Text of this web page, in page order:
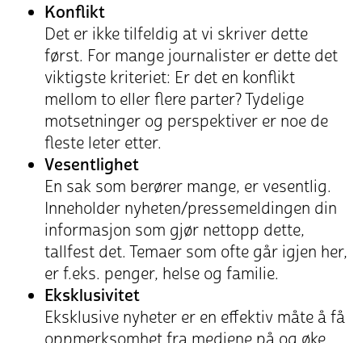
Konflikt
Det er ikke tilfeldig at vi skriver dette
først. For mange journalister er dette det
viktigste kriteriet: Er det en konflikt
mellom to eller flere parter? Tydelige
motsetninger og perspektiver er noe de
fleste leter etter.
Vesentlighet
En sak som berører mange, er vesentlig.
Inneholder nyheten/pressemeldingen din
informasjon som gjør nettopp dette,
tallfest det. Temaer som ofte går igjen her,
er f.eks. penger, helse og familie.
Eksklusivitet
Eksklusive nyheter er en effektiv måte å få